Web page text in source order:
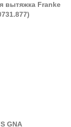
вытяжка Franke
GNA